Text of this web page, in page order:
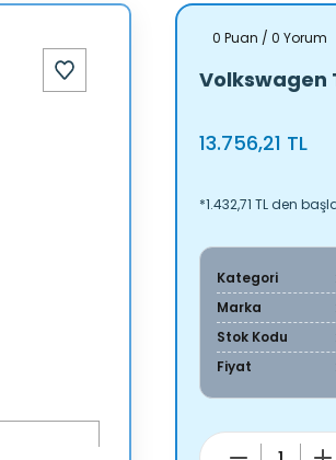
0 Puan / 0 Yorum
Volkswagen
13.756,21 TL
*1.432,71 TL den
Kategori
Marka
Stok Kodu
Fiyat